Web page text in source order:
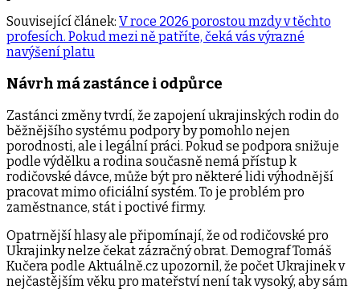
Související článek: V roce 2026 porostou mzdy v těchto
profesích. Pokud mezi ně patříte, čeká vás výrazné
navýšení platu
Návrh má zastánce i odpůrce
Zastánci změny tvrdí, že zapojení ukrajinských rodin do
běžnějšího systému podpory by pomohlo nejen
porodnosti, ale i legální práci. Pokud se podpora snižuje
podle výdělku a rodina současně nemá přístup k
rodičovské dávce, může být pro některé lidi výhodnější
pracovat mimo oficiální systém. To je problém pro
zaměstnance, stát i poctivé firmy.
Opatrnější hlasy ale připomínají, že od rodičovské pro
Ukrajinky nelze čekat zázračný obrat. Demograf Tomáš
Kučera podle Aktuálně.cz upozornil, že počet Ukrajinek v
nejčastějším věku pro mateřství není tak vysoký, aby sám